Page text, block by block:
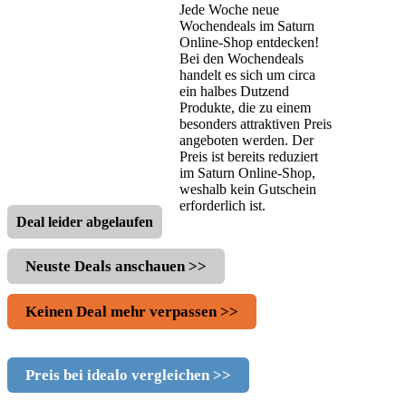
Jede Woche neue
Wochendeals im Saturn
Online-Shop entdecken!
Bei den Wochendeals
handelt es sich um circa
ein halbes Dutzend
Produkte, die zu einem
besonders attraktiven Preis
angeboten werden. Der
Preis ist bereits reduziert
im Saturn Online-Shop,
weshalb kein Gutschein
erforderlich ist.
Deal leider abgelaufen
Neuste Deals anschauen >>
Keinen Deal mehr verpassen >>
Preis bei idealo vergleichen >>